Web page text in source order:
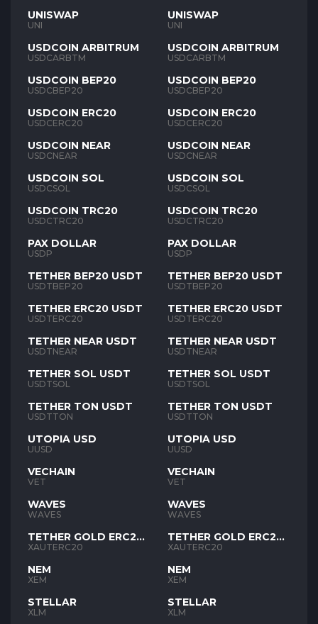
UNISWAP
UNI
USDCOIN ARBITRUM
USDCARBTM
USDCOIN BEP20
USDCBEP20
USDCOIN ERC20
USDCERC20
USDCOIN NEAR
USDCNEAR
USDCOIN SOL
USDCSOL
USDCOIN TRC20
USDCTRC20
PAX DOLLAR
USDP
TETHER BEP20 USDT
USDTBEP20
TETHER ERC20 USDT
USDTERC20
TETHER NEAR USDT
USDTNEAR
TETHER SOL USDT
USDTSOL
TETHER TON USDT
USDTTON
UTOPIA USD
UUSD
VECHAIN
VET
WAVES
WAVES
TETHER GOLD ERC20
XAUT
XAUTERC20
NEM
XEM
STELLAR
XLM
UNISWAP
UNI
USDCOIN ARBITRUM
USDCARBTM
USDCOIN BEP20
USDCBEP20
USDCOIN ERC20
USDCERC20
USDCOIN NEAR
USDCNEAR
USDCOIN SOL
USDCSOL
USDCOIN TRC20
USDCTRC20
PAX DOLLAR
USDP
TETHER BEP20 USDT
USDTBEP20
TETHER ERC20 USDT
USDTERC20
TETHER NEAR USDT
USDTNEAR
TETHER SOL USDT
USDTSOL
TETHER TON USDT
USDTTON
UTOPIA USD
UUSD
VECHAIN
VET
WAVES
WAVES
TETHER GOLD ERC20
XAUT
XAUTERC20
NEM
XEM
STELLAR
XLM